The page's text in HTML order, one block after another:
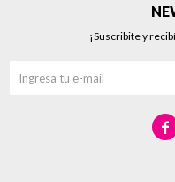
¡Suscribite y
